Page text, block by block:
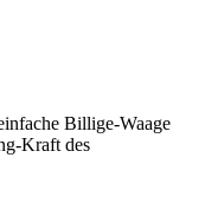
Billige-Waage
Kraft des